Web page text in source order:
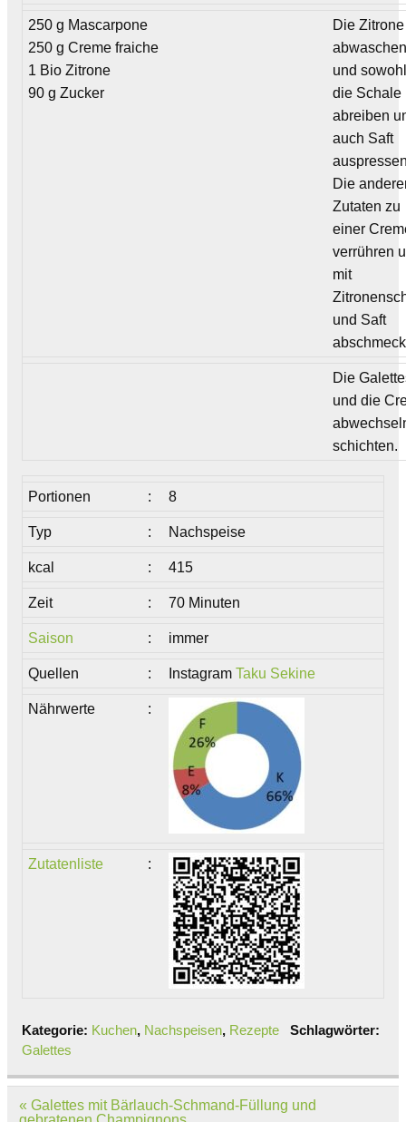
250 g Mascarpone
250 g Creme fraiche
1 Bio Zitrone
90 g Zucker
Die Zitrone
und
die Schale
abreiben
auch Saft
Die
Zutaten zu
einer
verrühren
mit
und Saft
Die
und die
schichten.
Portionen : 8
Typ : Nachspeise
kcal : 415
Zeit : 70 Minuten
Saison : immer
Quellen : InstagramTaku Sekine
Nährwerte :
Zutatenliste :
Kategorie: Kuchen, Nachspeisen, Rezepte
Schlagwörter:
Galettes
Beitragsnavigation
« Galettes mit Bärlauch-Schmand-Füllung und